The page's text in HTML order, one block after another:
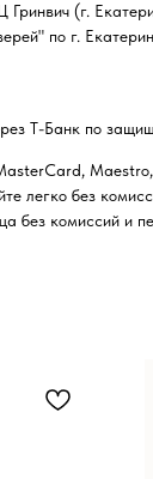
(г.
по г.
Т-Банк по
легко без
без комиссий и